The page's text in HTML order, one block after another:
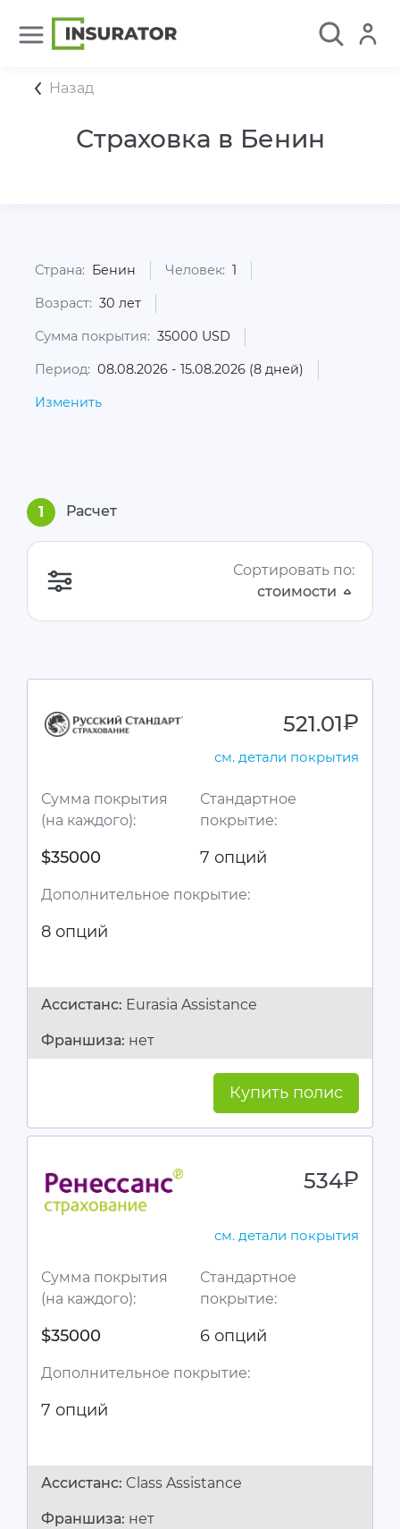
Назад
Страховка в Бенин
Страна: Бенин Человек: 1
Возраст: 30 лет
Сумма покрытия: 35000 USD
Период: 08.08.2026 - 15.08.2026 (8 дней)
Изменить
1 Расчет
Сортировать по:
стоимости
521.01руб.
см. детали покрытия
Сумма покрытия
(на каждого):
$35000
Стандартное
покрытие:
7 опций
Дополнительное покрытие:
8 опций
Ассистанc: Eurasia Assistance
Франшиза: нет
Купить полис
534руб.
см. детали покрытия
Сумма покрытия
(на каждого):
$35000
Стандартное
покрытие:
6 опций
Дополнительное покрытие:
7 опций
Ассистанc: Class Assistance
Франшиза: нет